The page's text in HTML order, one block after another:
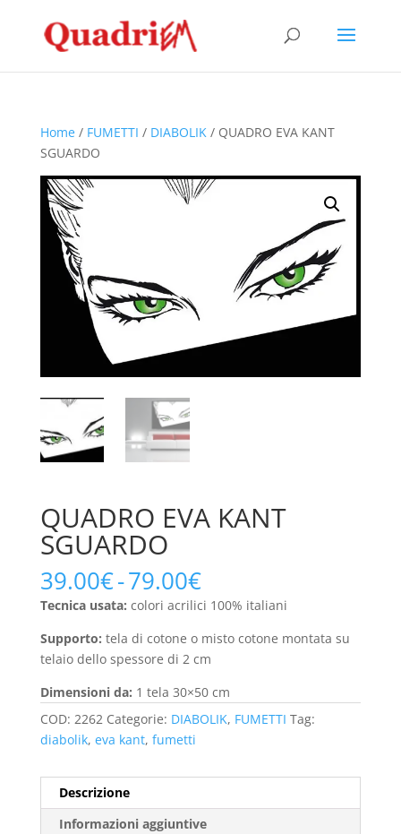
Home/ FUMETTI / DIABOLIK/ QUADRO EVA KANT
SGUARDO
QUADRO EVA KANT
SGUARDO
39.00€-79.00€Fascia
di
prezzo:
da
39.00€
a
79.00€
Tecnica usata: colori acrilici 100% italiani
Supporto: tela di cotone o misto cotone montata su
telaio dello spessore di 2 cm
Dimensioni da: 1 tela 30×50 cm
COD: 2262 Categorie: DIABOLIK, FUMETTI Tag:
diabolik, eva kant, fumetti
Descrizione
Informazioni aggiuntive